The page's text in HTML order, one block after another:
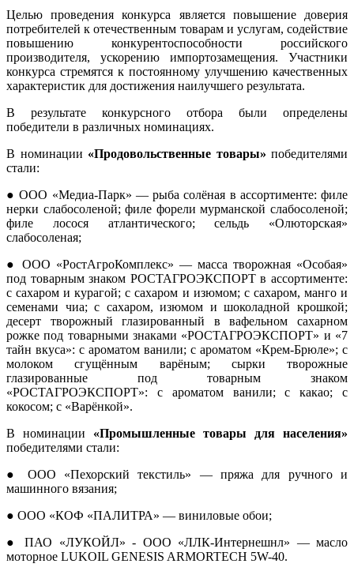
Целью проведения конкурса является повышение доверия
потребителей к отечественным товарам и услугам, содействие
повышению конкурентоспособности российского
производителя, ускорению импортозамещения. Участники
конкурса стремятся к постоянному улучшению качественных
характеристик для достижения наилучшего результата.
В результате конкурсного отбора были определены
победители в различных номинациях.
В номинации «Продовольственные товары» победителями
стали:
● ООО «Медиа-Парк» — рыба солёная в ассортименте: филе
нерки слабосоленой; филе форели мурманской слабосоленой;
филе лосося атлантического; сельдь «Олюторская»
слабосоленая;
● ООО «РостАгроКомплекс» — масса творожная «Особая»
под товарным знаком РОСТАГРОЭКСПОРТ в ассортименте:
с сахаром и курагой; с сахаром и изюмом; с сахаром, манго и
семенами чиа; с сахаром, изюмом и шоколадной крошкой;
десерт творожный глазированный в вафельном сахарном
рожке под товарными знаками «РОСТАГРОЭКСПОРТ» и «7
тайн вкуса»: с ароматом ванили; с ароматом «Крем-Брюле»; с
молоком сгущённым варёным; сырки творожные
глазированные под товарным знаком
«РОСТАГРОЭКСПОРТ»: с ароматом ванили; с какао; с
кокосом; с «Варёнкой».
В номинации «Промышленные товары для населения»
победителями стали:
● ООО «Пехорский текстиль» — пряжа для ручного и
машинного вязания;
● ООО «КОФ «ПАЛИТРА» — виниловые обои;
● ПАО «ЛУКОЙЛ» - ООО «ЛЛК-Интернешнл» — масло
моторное LUKOIL GENESIS ARMORTECH 5W-40.